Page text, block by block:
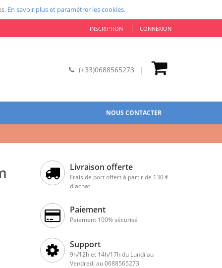
En savoir plus et paramétrer les cookies.
INSCRIPTION CONNEXION
(+33)0688565273
NOUS CONTACTER
Livraison offerte
Frais de port offert à partir de 130 €
d'achat
Paiement
Paiement 100% sécurisé
Support
9h/12h et 14h/17h du Lundi au
Vendredi au 0688565273